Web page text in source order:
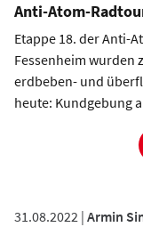
Anti-Atom-
Etappe 18. der Anti-
Fessenheim wurden
erdbeben- und
heute: Kundgebung
31.08.2022 | Armin